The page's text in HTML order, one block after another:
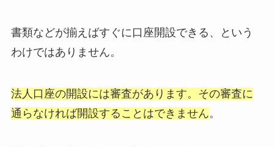
書類などが揃えばすぐに口座開設できる、という
わけではありません。
法人口座の開設には審査があります。その審査に
通らなければ開設することはできません。